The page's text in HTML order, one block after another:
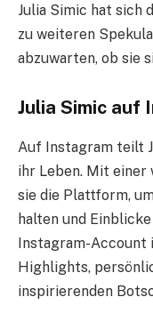
Julia Simic hat sich
zu weiteren
abzuwarten, ob sie
Julia Simic auf
Auf Instagram teilt
ihr Leben. Mit einer
sie die Plattform,
halten und
Instagram-Account
Highlights,
inspirierenden